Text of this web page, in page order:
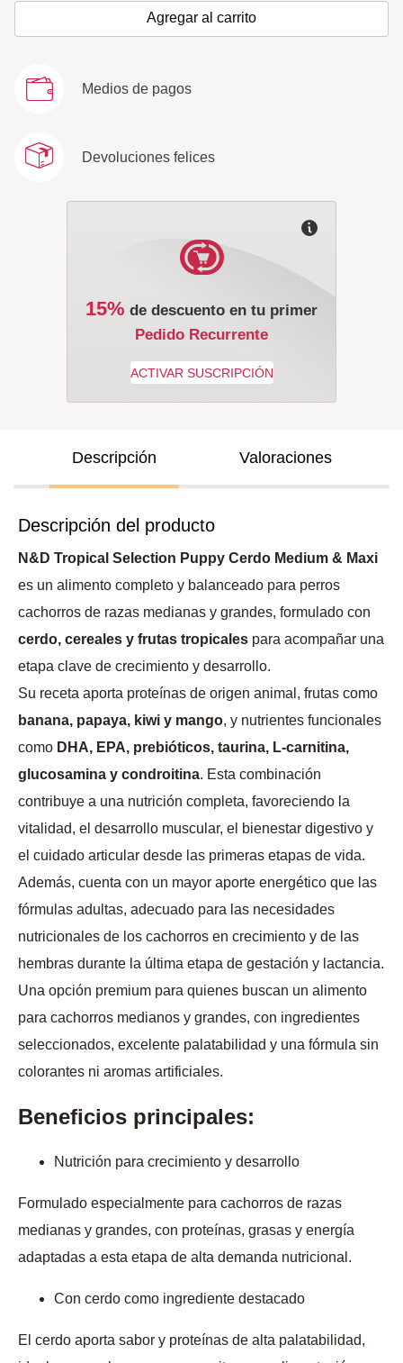
Agregar al carrito
Medios de pagos
Devoluciones felices
15% de descuento en tu primer
Pedido Recurrente
Descripción Valoraciones
Descripción del producto
N&D Tropical Selection Puppy Cerdo Medium & Maxi
es un alimento completo y balanceado para perros
cachorros de razas medianas y grandes, formulado con
cerdo, cereales y frutas tropicales para acompañar una
etapa clave de crecimiento y desarrollo.
Su receta aporta proteínas de origen animal, frutas como
banana, papaya, kiwi y mango, y nutrientes funcionales
como DHA, EPA, prebióticos, taurina, L-carnitina,
glucosamina y condroitina. Esta combinación
contribuye a una nutrición completa, favoreciendo la
vitalidad, el desarrollo muscular, el bienestar digestivo y
el cuidado articular desde las primeras etapas de vida.
Además, cuenta con un mayor aporte energético que las
fórmulas adultas, adecuado para las necesidades
nutricionales de los cachorros en crecimiento y de las
hembras durante la última etapa de gestación y lactancia.
Una opción premium para quienes buscan un alimento
para cachorros medianos y grandes, con ingredientes
seleccionados, excelente palatabilidad y una fórmula sin
colorantes ni aromas artificiales.
Beneficios principales:
Nutrición para crecimiento y desarrollo
Formulado especialmente para cachorros de razas
medianas y grandes, con proteínas, grasas y energía
adaptadas a esta etapa de alta demanda nutricional.
Con cerdo como ingrediente destacado
El cerdo aporta sabor y proteínas de alta palatabilidad,